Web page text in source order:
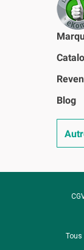
Blog
Tous